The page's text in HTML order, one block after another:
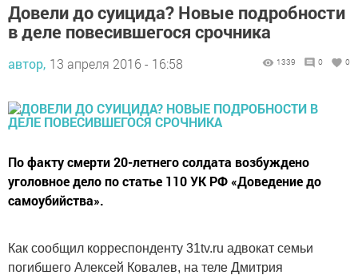
Довели до суицида? Новые подробности
в деле повесившегося срочника
автор, 13 апреля 2016 - 16:58 1339 0 0
По факту смерти 20-летнего солдата возбуждено
уголовное дело по статье 110 УК РФ «Доведение до
самоубийства».
Как сообщил корреспонденту 31tv.ru адвокат семьи
погибшего Алексей Ковалев, на теле Дмитрия